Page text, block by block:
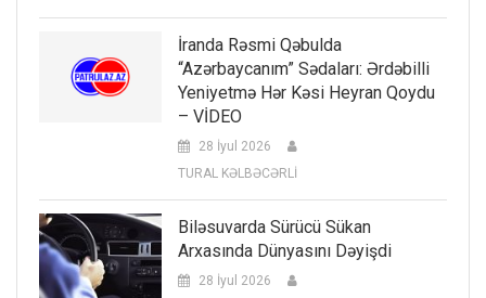
İranda Rəsmi Qəbulda
“Azərbaycanım” Sədaları: Ərdəbilli
Yeniyetmə Hər Kəsi Heyran Qoydu
– VİDEO
28 İyul 2026
TURAL KƏLBƏCƏRLİ
Biləsuvarda Sürücü Sükan
Arxasında Dünyasını Dəyişdi
28 İyul 2026